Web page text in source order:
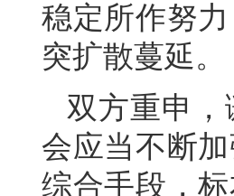
稳定所作努
突扩散蔓延。
双方重申
会应当不断
综合手段，